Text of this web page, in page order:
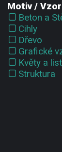
Motiv / Vzor
Beton a
Cihly
Dřevo
Grafické
Květy a
Struktura